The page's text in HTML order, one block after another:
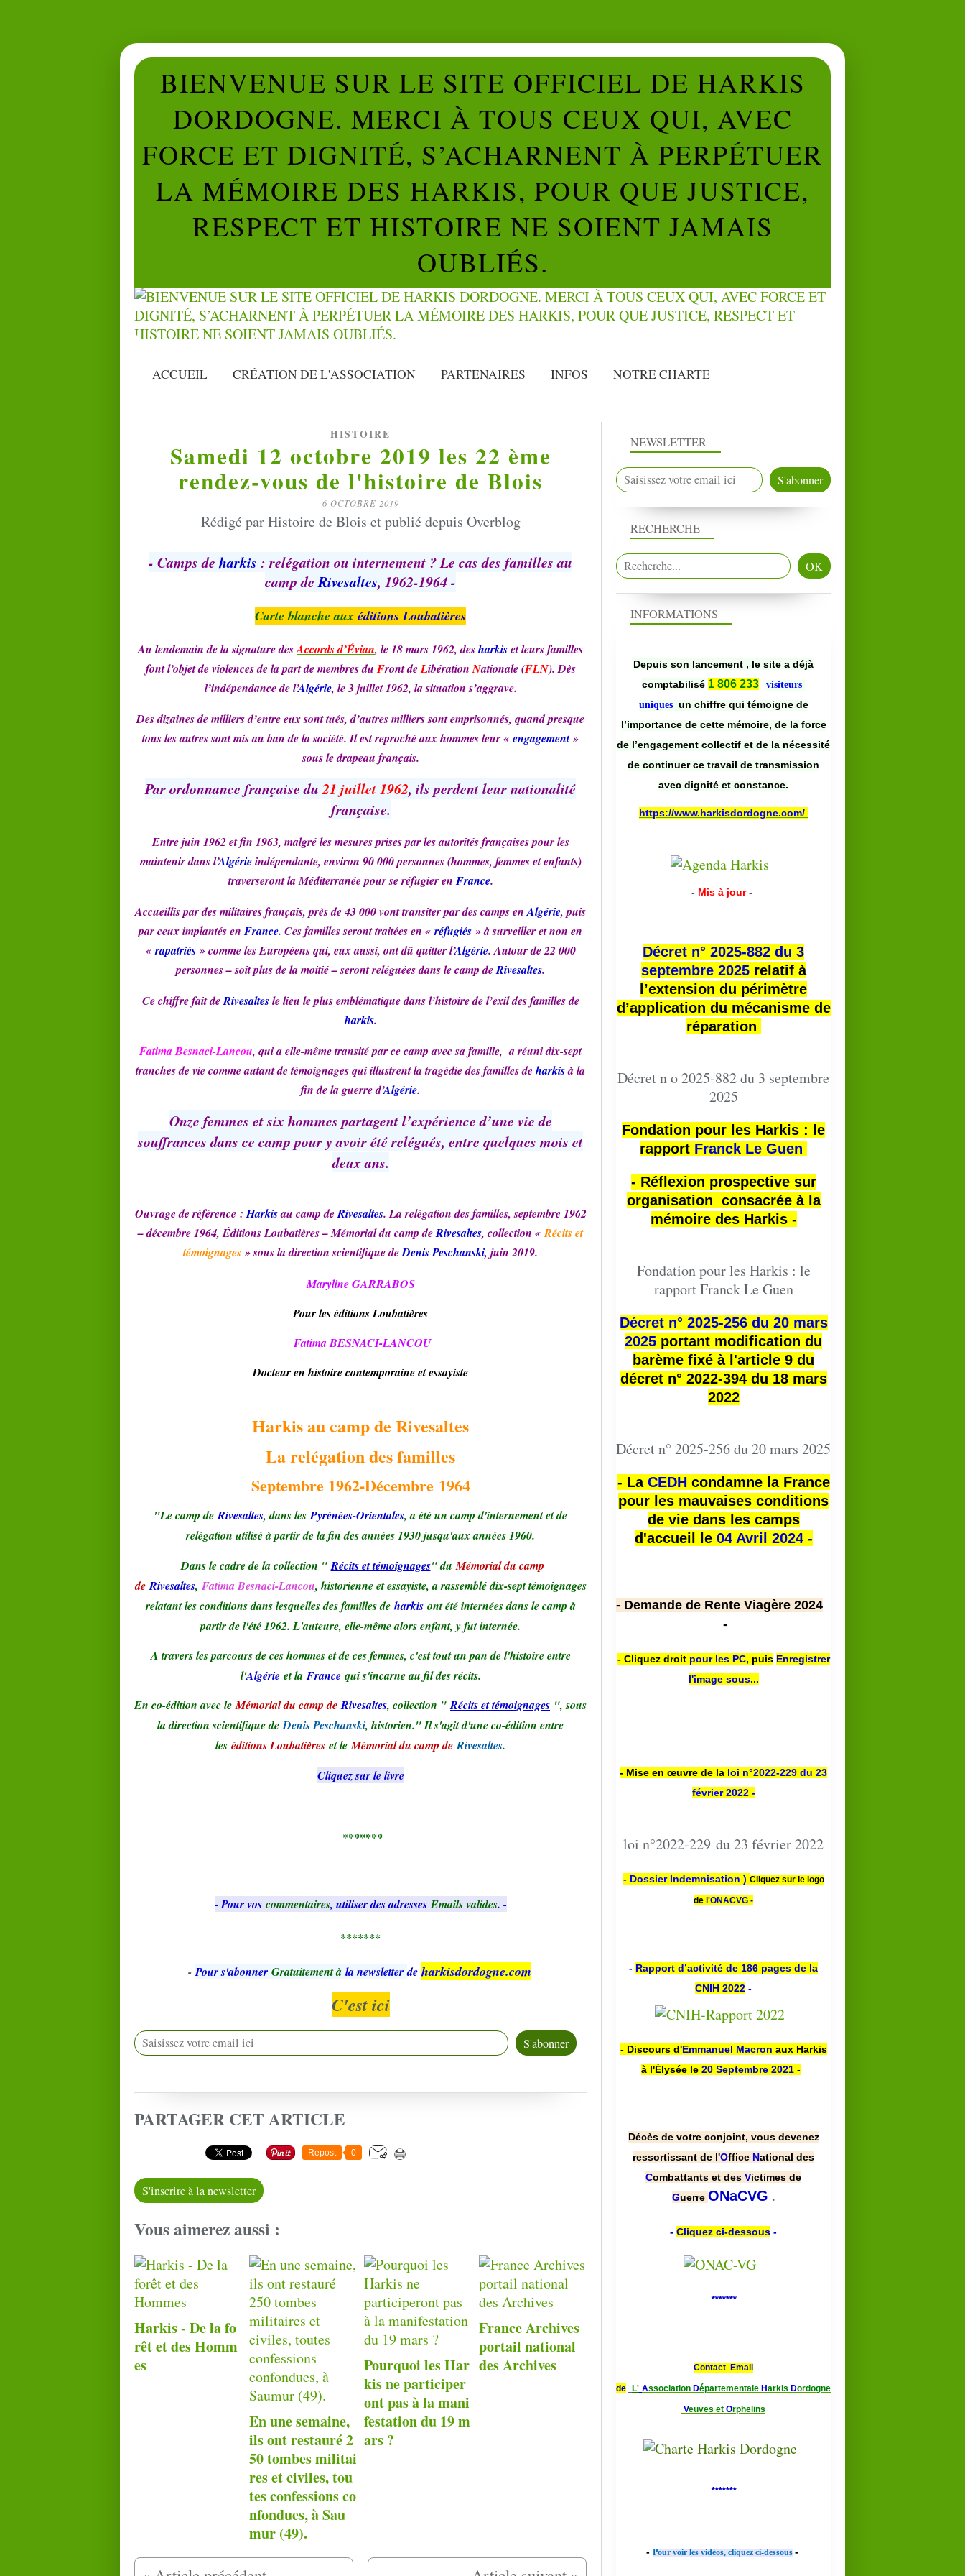
BIENVENUE SUR LE SITE OFFICIEL DE HARKIS
DORDOGNE. MERCI À TOUS CEUX QUI, AVEC
FORCE ET DIGNITÉ, S’ACHARNENT À PERPÉTUER
LA MÉMOIRE DES HARKIS, POUR QUE JUSTICE,
RESPECT ET HISTOIRE NE SOIENT JAMAIS
OUBLIÉS.
ACCUEIL CRÉATION DE L'ASSOCIATION PARTENAIRES INFOS NOTRE CHARTE
HISTOIRE
Samedi 12 octobre 2019 les 22 ème
rendez-vous de l'histoire de Blois
6 OCTOBRE 2019
Rédigé par Histoire de Blois et publié depuis Overblog
- Camps de harkis : relégation ou internement ? Le cas des familles au
camp deRivesaltes, 1962-1964 -
Carte blanche aux éditions Loubatières
Au lendemain de la signature desAccords d’Évian, le 18 mars 1962, desharkiset leurs familles
font l’objet de violences de la part de membres duFront deLibérationNationale (FLN). Dès
l’indépendance de l’Algérie, le 3 juillet 1962, la situation s’aggrave.
Des dizaines de milliers d’entre eux sont tués, d’autres milliers sont emprisonnés, quand presque
tous les autres sont mis au ban de la société. Il est reproché aux hommes leur « engagement»
sous le drapeau français.
Par ordonnance française du21 juillet 1962, ils perdent leur nationalité
française.
Entre juin 1962 et fin 1963, malgré les mesures prises par les autorités françaises pour les
maintenir dans l’Algérieindépendante, environ 90 000 personnes (hommes, femmes et enfants)
traverseront la Méditerranée pour se réfugier enFrance.
Accueillis par des militaires français, près de 43 000 vont transiter par des camps enAlgérie, puis
par ceux implantés enFrance. Ces familles seront traitées en «réfugiés » à surveiller et non en
«rapatriés » comme les Européens qui, eux aussi, ont dû quitter l’Algérie. Autour de 22 000
personnes – soit plus de la moitié – seront reléguées dans le camp deRivesaltes.
Ce chiffre fait deRivesaltesle lieu le plus emblématique dans l’histoire de l’exil des familles de
harkis.
Fatima Besnaci-Lancou, qui a elle-même transité par ce camp avec sa famille, a réuni dix-sept
tranches de vie comme autant de témoignages qui illustrent la tragédie des familles deharkisà la
fin de la guerre d’Algérie.
Onze femmes et six hommes partagent l’expérience d’une vie de
souffrances dans ce camp pour y avoir été relégués, entre quelques mois et
deux ans.
Ouvrage de référence :Harkisau camp deRivesaltes. La relégation des familles, septembre 1962
– décembre 1964, Éditions Loubatières – Mémorial du camp deRivesaltes, collection «Récits et
témoignages » sous la direction scientifique deDenis Peschanski, juin 2019.
Maryline GARRABOS
Pour les éditions Loubatières
Fatima BESNACI-LANCOU
Docteur en histoire contemporaine et essayiste
Harkis au camp de Rivesaltes
La relégation des familles
Septembre 1962-Décembre1964
"Le camp de Rivesaltes, dans les Pyrénées-Orientales, a été un camp d'internement et de
relégation utilisé à partir de la fin des années 1930 jusqu'aux années 1960.
Dans le cadre de la collection " Récits et témoignages" du Mémorial du camp
de Rivesaltes, Fatima Besnaci-Lancou, historienne et essayiste, a rassemblé dix-sept témoignages
relatant les conditions dans lesquelles des familles de harkis ont été internées dans le camp à
partir de l'été 1962. L'auteure, elle-même alors enfant, y fut internée.
A travers les parcours de ces hommes et de ces femmes, c'est tout un pan de l'histoire entre
l'Algérie et la France qui s'incarne au fil des récits.
En co-édition avec le Mémorial du camp de Rivesaltes, collection " Récits et témoignages ", sous
la direction scientifique de Denis Peschanski, historien." Il s'agit d'une co-édition entre
les éditions Loubatières et le Mémorial du camp de Rivesaltes.
Cliquez sur le livre
*******
- Pour vos commentaires, utiliser des adressesEmails valides. -
*******
- Pour s'abonner Gratuitement à la newsletter de harkisdordogne.com
C'est ici
PARTAGER CET ARTICLE
Repost 0
S'inscrire à la newsletter
Vous aimerez aussi :
Harkis - De la fo
rêt et des Homm
es
En une semaine,
ils ont restauré 2
50 tombes militai
res et civiles, tou
tes confessions co
nfondues, à Sau
mur (49).
Pourquoi les Har
kis ne participer
ont pas à la mani
festation du 19 m
ars ?
France Archives
portail national
des Archives
NEWSLETTER
RECHERCHE
INFORMATIONS
Depuis son lancement , le site a déjà
comptabilisé 1 806 233
visiteurs
uniques un chiffre qui témoigne de
l’importance de cette mémoire, de la force
de l’engagement collectif et de la nécessité
de continuer ce travail de transmission
avec dignité et constance.
https://www.harkisdordogne.com/
- Mis à jour -
Décret n° 2025-882 du 3
septembre 2025relatif à
l’extension du périmètre
d’application du mécanisme de
réparation
Décret n o 2025-882 du 3 septembre
2025
Fondation pour les Harkis : le
rapport Franck Le Guen
- Réflexion prospective sur
organisation consacrée à la
mémoire des Harkis -
Fondation pour les Harkis : le
rapport Franck Le Guen
Décret n° 2025-256 du 20 mars
2025 portant modification du
barème fixé à l'article 9 du
décret n° 2022-394 du 18 mars
2022
Décret n° 2025-256 du 20 mars 2025
- La CEDHcondamne la France
pour les mauvaises conditions
de vie dans les camps
d'accueil le 04 Avril 2024 -
- Demande de Rente Viagère 2024
-
- Cliquez droit pour les PC, puis Enregistrer
l'image sous...
- Mise en œuvre de la loi n°2022-229 du 23
février 2022 -
loi n°2022-229 du 23 février 2022
- Dossier Indemnisation ) Cliquez sur le logo
de l'ONACVG -
- Rapport d’activité de 186 pages de la
CNIH 2022 -
- Discours d'Emmanuel Macron aux Harkis
à l'Élysée le 20 Septembre 2021 -
Décès de votre conjoint, vous devenez
ressortissant de l'Office National des
Combattants et des Victimes de
Guerre ONaCVG .
- Cliquez ci-dessous -
*******
Contact Email
de L' Association Départementale Harkis Dordogne
Veuves et Orphelins
*******
- Pour voir les vidéos, cliquez ci-dessous -